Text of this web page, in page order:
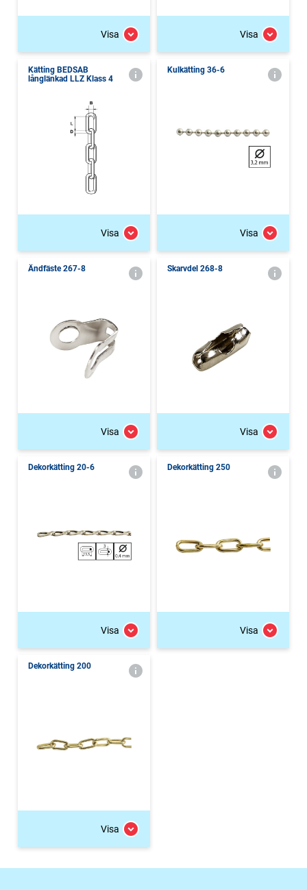
Visa Visa
Kätting BEDSAB
långlänkad LLZ Klass 4
Visa
Kulkätting 36-6
Visa
Ändfäste 267-8
Visa
Skarvdel 268-8
Visa
Dekorkätting 20-6
Visa
Dekorkätting 250
Visa
Dekorkätting 200
Visa